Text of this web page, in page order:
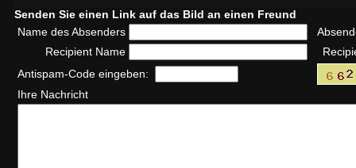
Senden Sie einen Link auf das Bild an einen Freund
Name des Absenders
Recipient Name
Antispam-Code eingeben:
Ihre Nachricht